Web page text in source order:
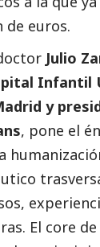
de euros.
Julio
Infantil
y
, pone el
El core de